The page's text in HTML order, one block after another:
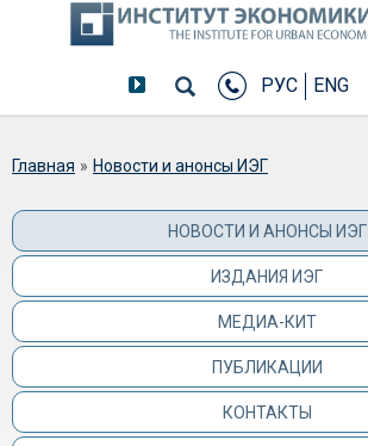
РУС ENG
Вы здесь
Главная » Новости и анонсы ИЭГ
НОВОСТИ И АНОНСЫ ИЭГ
ИЗДАНИЯ ИЭГ
МЕДИА-КИТ
ПУБЛИКАЦИИ
КОНТАКТЫ